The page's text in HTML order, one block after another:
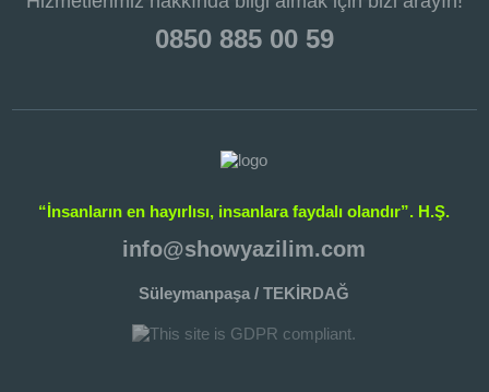
0850 885 00 59
“İnsanların en hayırlısı, insanlara faydalı olandır”. H.Ş.
info@showyazilim.com
Süleymanpaşa / TEKİRDAĞ